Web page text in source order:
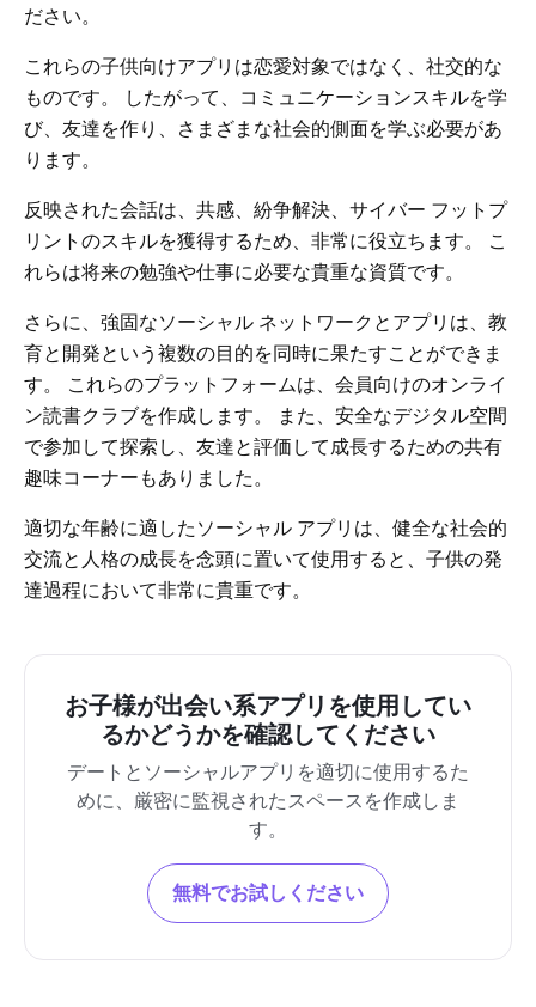
ださい。
これらの子供向けアプリは恋愛対象ではなく、社交的な
ものです。 したがって、コミュニケーションスキルを学
び、友達を作り、さまざまな社会的側面を学ぶ必要があ
ります。
反映された会話は、共感、紛争解決、サイバー フットプ
リントのスキルを獲得するため、非常に役立ちます。 こ
れらは将来の勉強や仕事に必要な貴重な資質です。
さらに、強固なソーシャル ネットワークとアプリは、教
育と開発という複数の目的を同時に果たすことができま
す。 これらのプラットフォームは、会員向けのオンライ
ン読書クラブを作成します。 また、安全なデジタル空間
で参加して探索し、友達と評価して成長するための共有
趣味コーナーもありました。
適切な年齢に適したソーシャル アプリは、健全な社会的
交流と人格の成長を念頭に置いて使用すると、子供の発
達過程において非常に貴重です。
お子様が出会い系アプリを使用してい
るかどうかを確認してください
デートとソーシャルアプリを適切に使用するた
めに、厳密に監視されたスペースを作成しま
す。
無料でお試しください